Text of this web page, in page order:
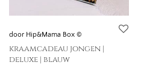
door Hip&Mama Box ©
kraamcadeau jongen |
deluxe | blauw